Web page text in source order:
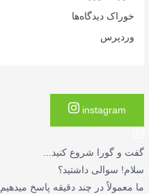
خوراک دیدگاه‌ها
وردپرس
instagram
گفت و گورا شروع کنید...
سلام! سوالی داشتید؟
ما معمولاً در چند دقیقه پاسخ میدهیم